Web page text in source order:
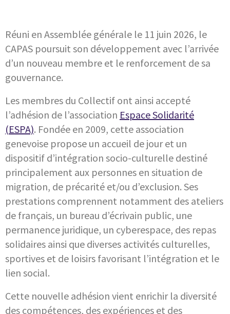
Réuni en Assemblée générale le 11 juin 2026, le
CAPAS poursuit son développement avec l’arrivée
d’un nouveau membre et le renforcement de sa
gouvernance.
Les membres du Collectif ont ainsi accepté
l’adhésion de l’association Espace Solidarité
(ESPA). Fondée en 2009, cette association
genevoise propose un accueil de jour et un
dispositif d’intégration socio-culturelle destiné
principalement aux personnes en situation de
migration, de précarité et/ou d’exclusion. Ses
prestations comprennent notamment des ateliers
de français, un bureau d’écrivain public, une
permanence juridique, un cyberespace, des repas
solidaires ainsi que diverses activités culturelles,
sportives et de loisirs favorisant l’intégration et le
lien social.
Cette nouvelle adhésion vient enrichir la diversité
des compétences, des expériences et des